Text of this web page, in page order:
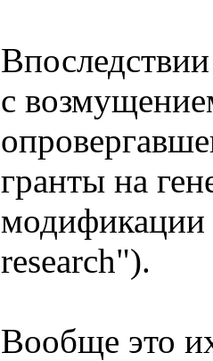
с
гранты на
research").
Вообще это